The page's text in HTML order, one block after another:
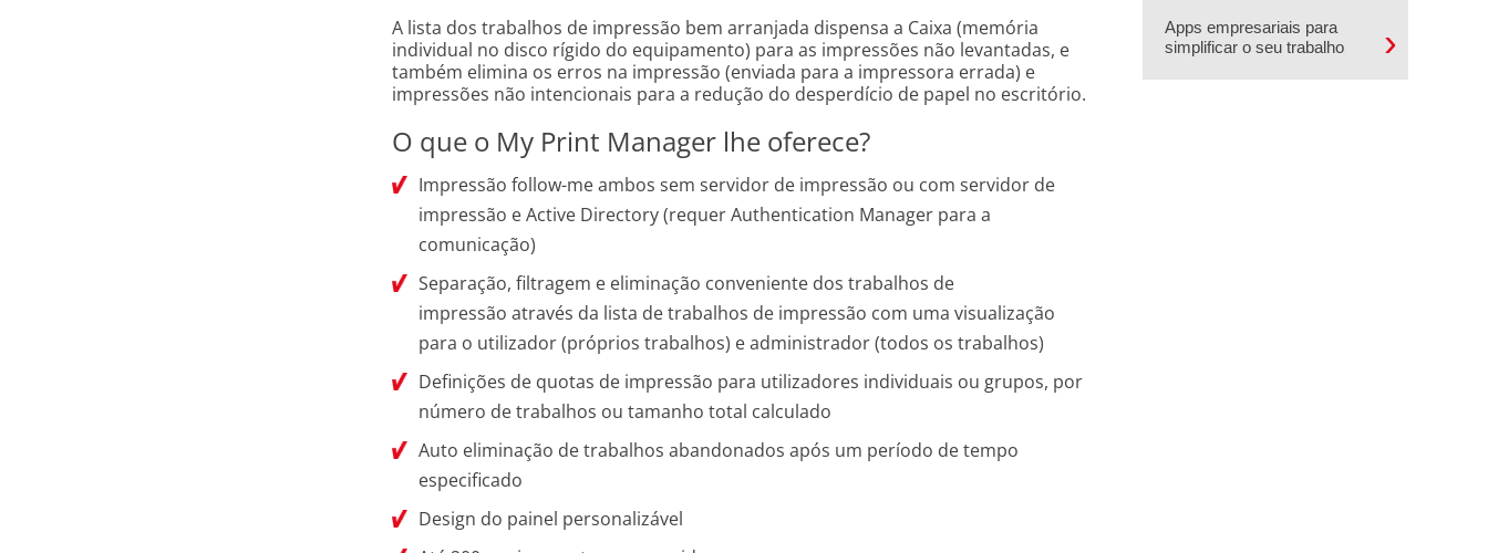
A lista dos trabalhos de impressão bem arranjada dispensa a Caixa (memória
individual no disco rígido do equipamento) para as impressões não levantadas, e
também elimina os erros na impressão (enviada para a impressora errada) e
impressões não intencionais para a redução do desperdício de papel no escritório.
O que o My Print Manager lhe oferece?
Impressão follow-me ambos sem servidor de impressão ou com servidor de
impressão e Active Directory (requer Authentication Manager para a
comunicação)
Separação, filtragem e eliminação conveniente dos trabalhos de
impressão através da lista de trabalhos de impressão com uma visualização
para o utilizador (próprios trabalhos) e administrador (todos os trabalhos)
Definições de quotas de impressão para utilizadores individuais ou grupos, por
número de trabalhos ou tamanho total calculado
Auto eliminação de trabalhos abandonados após um período de tempo
especificado
Design do painel personalizável
Apps empresariais para
simplificar o seu trabalho